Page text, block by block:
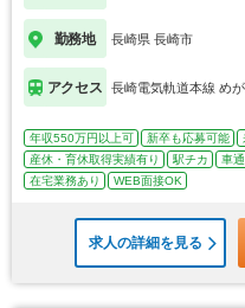
勤務地 長崎県 長崎市
アクセス 長崎電気軌道本線 め
年収550万円以上可 新卒も応募可能
産休・育休取得実績有り
駅チカ 車
在宅業務あり
WEB面接OK
求人の詳細を見る